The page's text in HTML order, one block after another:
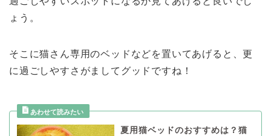
ょう。
そこに猫さん専用のベッド などを置いてあげると、更
に過ごしやすさがましてグッドですね！
夏用猫ベッドのおすすめは？猫